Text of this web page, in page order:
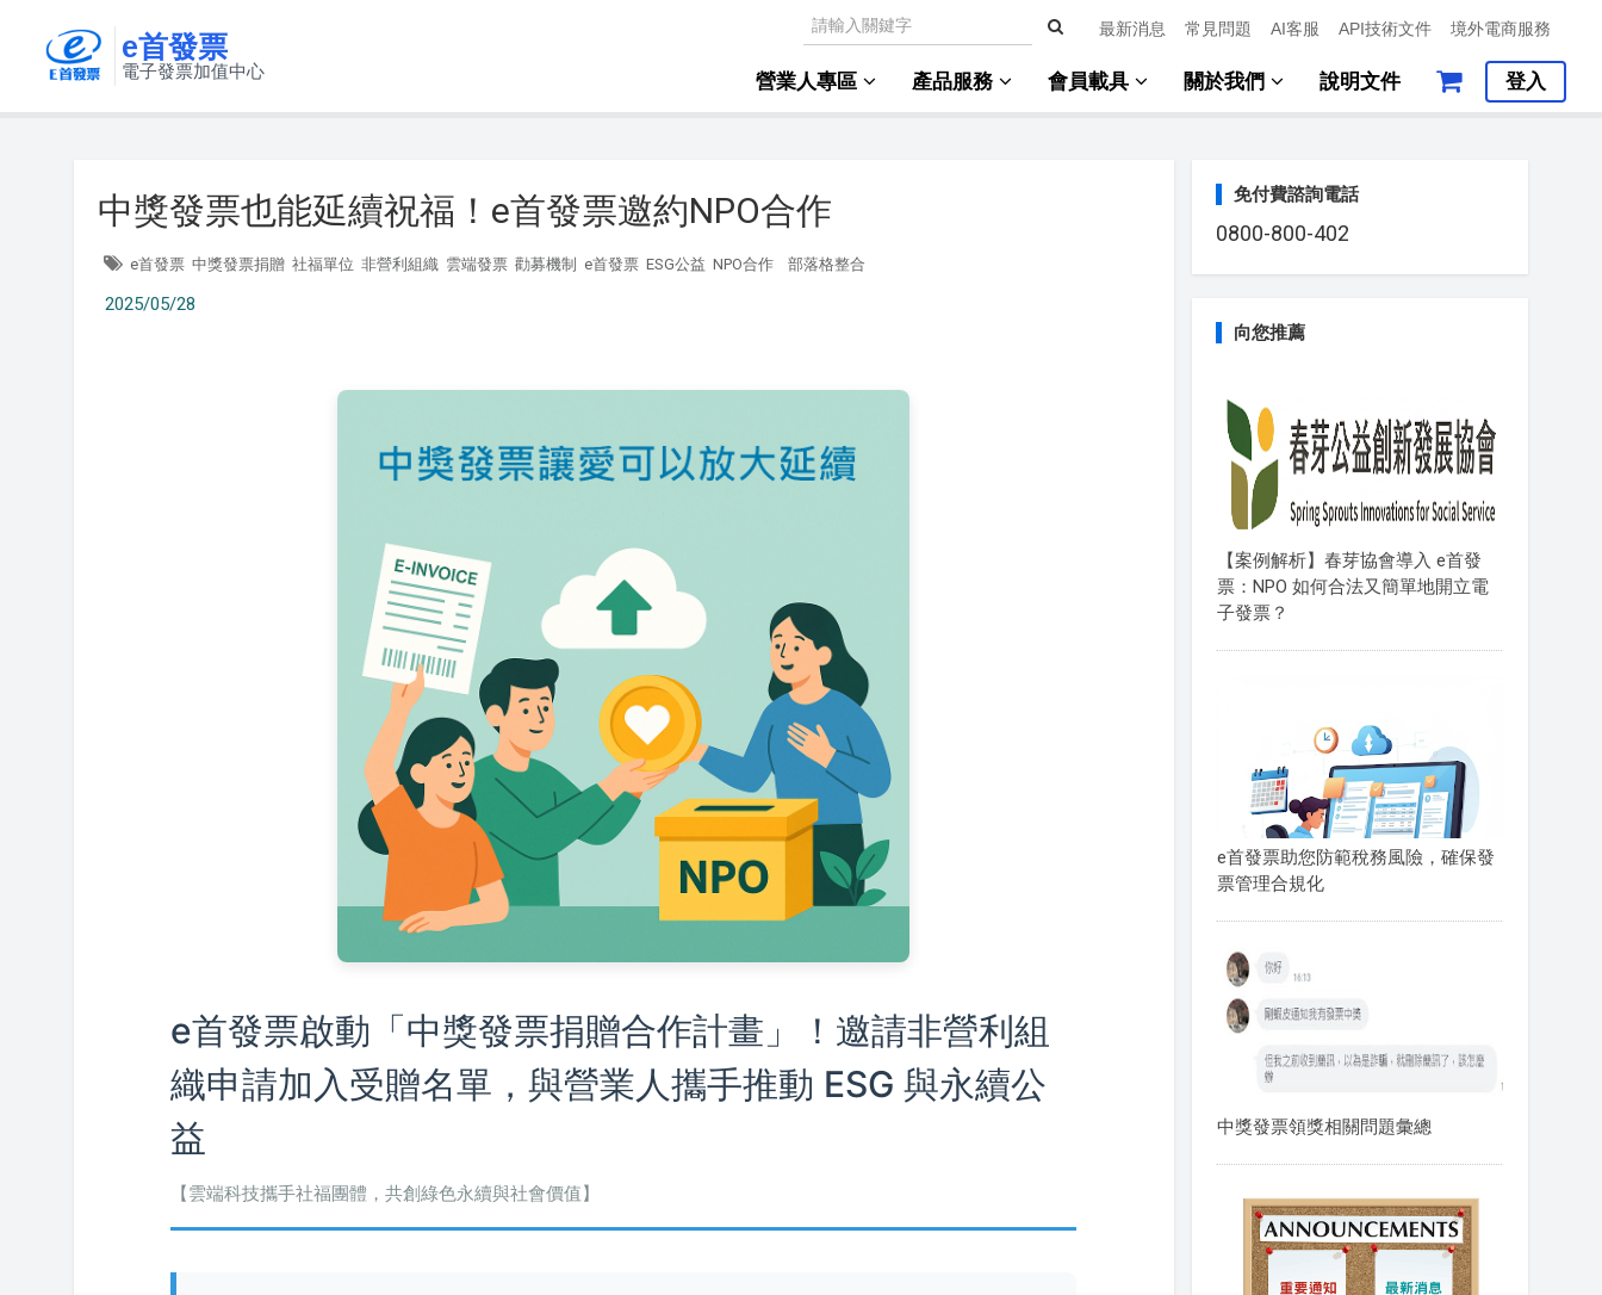
e首發票
電子發票加值中心
最新消息 常見問題 AI客服 API技術文件 境外電商服務
營業人專區 產品服務 會員載具 關於我們 說明文件 登入
中獎發票也能延續祝福！e首發票邀約NPO合作
e首發票 中獎發票捐贈 社福單位 非營利組織 雲端發票 勸募機制 e首發票 ESG公益 NPO合作 部落格整合
2025/05/28
e首發票啟動「中獎發票捐贈合作計畫」！邀請非營利組
織申請加入受贈名單，與營業人攜手推動 ESG 與永續公
益
【雲端科技攜手社福團體，共創綠色永續與社會價值】
免付費諮詢電話
0800-800-402
向您推薦
【案例解析】春芽協會導入 e首發
票：NPO 如何合法又簡單地開立電
子發票？
e首發票助您防範稅務風險，確保發
票管理合規化
中獎發票領獎相關問題彙總